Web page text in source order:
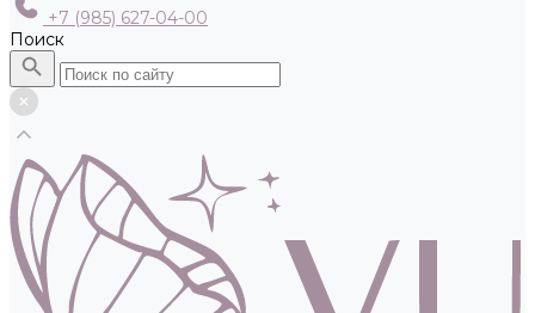
+7 (985) 627-04-00
Поиск